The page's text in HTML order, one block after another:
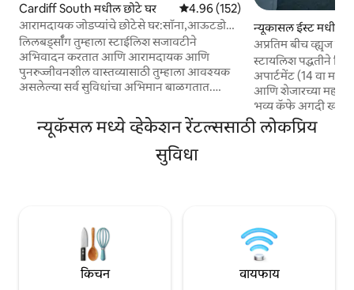
Cardiff South मधील छोटे घर 5 पैकी 4.96 सरासरी रेटिंग, 152 रिव्ह्यूज
4.96 (152)
आरामदायक जोडप्यांचे छोटेसे घर:सॉना,आऊटडोअर
बाथ, फायरपिट
लिलबर्ड्सॉंग तुम्हाला स्टाईलिश सजावटीने
अभिवादन करतात आणि आरामदायक आणि
पुनरुज्जीवनशील वास्तव्यासाठी तुम्हाला आवश्यक
असलेल्या सर्व सुविधांचा अभिमान बाळगतात.
आणि चादरींच्या चादरींमधून पाने असलेल्या दृश्यांनी
वेढलेले एक अनपेक्षित ओएसिस. ताऱ्यांच्या खाली
आंघोळीमध्ये भिजवा, आगीजवळील गाणी गा किंवा
झाडांनी झाकलेल्या दृश्यांसह खाजगी इन्फ्रारेड
न्यूकासल ईस्ट मधील
अप्रतिम बीच व्ह्यूज
स्टायलिश पद्धतीने
अपार्टमेंट (14 वा
आणि शेजारच्या
भव्य कॅफे अगदी खाली,
दुकानांसह शहराच्या
अंतरावर आहे.
न्यूकॅसल मध्ये व्हेकेशन रेंटल्ससाठी लोकप्रिय
सुविधा
किचन वायफाय